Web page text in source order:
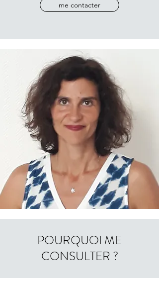
POURQUOI ME
CONSULTER ?
me contacter